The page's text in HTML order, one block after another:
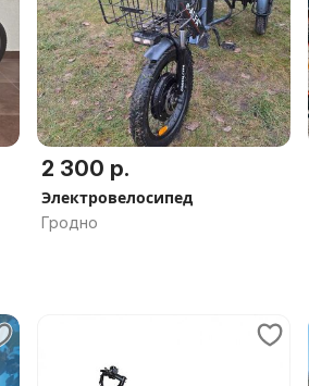
2 300 р.
Электровелосипед
Гродно